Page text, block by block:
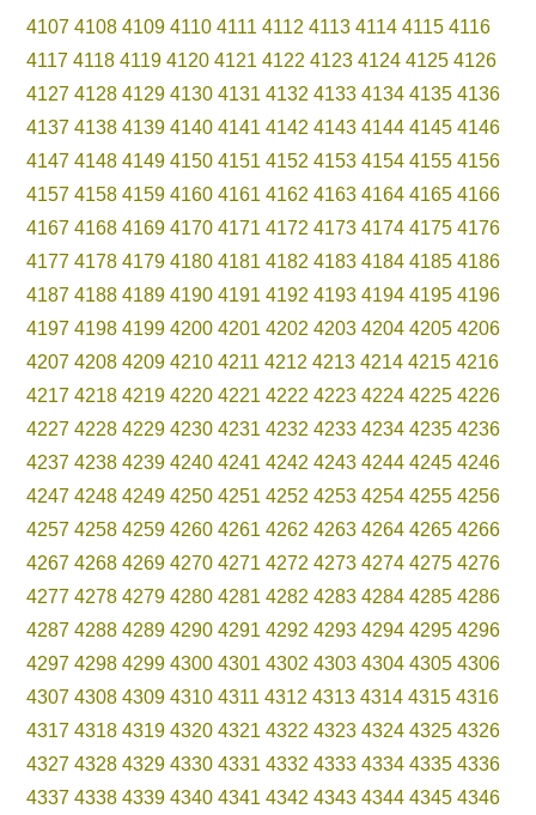
4107 4108 4109 4110 4111 4112 4113 4114 4115 4116
4117 4118 4119 4120 4121 4122 4123 4124 4125 4126
4127 4128 4129 4130 4131 4132 4133 4134 4135 4136
4137 4138 4139 4140 4141 4142 4143 4144 4145 4146
4147 4148 4149 4150 4151 4152 4153 4154 4155 4156
4157 4158 4159 4160 4161 4162 4163 4164 4165 4166
4167 4168 4169 4170 4171 4172 4173 4174 4175 4176
4177 4178 4179 4180 4181 4182 4183 4184 4185 4186
4187 4188 4189 4190 4191 4192 4193 4194 4195 4196
4197 4198 4199 4200 4201 4202 4203 4204 4205 4206
4207 4208 4209 4210 4211 4212 4213 4214 4215 4216
4217 4218 4219 4220 4221 4222 4223 4224 4225 4226
4227 4228 4229 4230 4231 4232 4233 4234 4235 4236
4237 4238 4239 4240 4241 4242 4243 4244 4245 4246
4247 4248 4249 4250 4251 4252 4253 4254 4255 4256
4257 4258 4259 4260 4261 4262 4263 4264 4265 4266
4267 4268 4269 4270 4271 4272 4273 4274 4275 4276
4277 4278 4279 4280 4281 4282 4283 4284 4285 4286
4287 4288 4289 4290 4291 4292 4293 4294 4295 4296
4297 4298 4299 4300 4301 4302 4303 4304 4305 4306
4307 4308 4309 4310 4311 4312 4313 4314 4315 4316
4317 4318 4319 4320 4321 4322 4323 4324 4325 4326
4327 4328 4329 4330 4331 4332 4333 4334 4335 4336
4337 4338 4339 4340 4341 4342 4343 4344 4345 4346